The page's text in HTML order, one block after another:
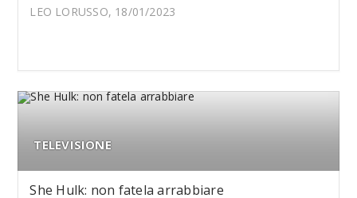
LEO LORUSSO, 18/01/2023
TELEVISIONE
She Hulk: non fatela arrabbiare